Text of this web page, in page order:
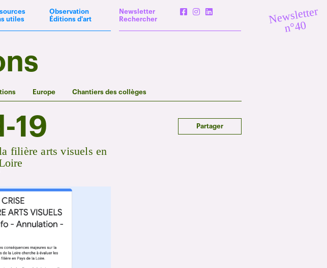
Newsletter
n°40
utiles
Observation
Éditions d'art
Newsletter
Rechercher
Europe Chantiers des collèges
Partager
19
filière arts visuels en